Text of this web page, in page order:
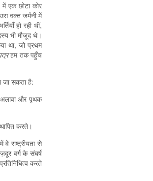
में एक छोटा कोर
वक़्त जर्मनी में
हो रही थीं,
भी मौजूद थे।
था, जो प्रथम
हम तक पहुँच
जा सकता है:
अलावा और पृथक
करते।
वे राष्ट्रीयता से
वर्ग के संघर्ष
करते